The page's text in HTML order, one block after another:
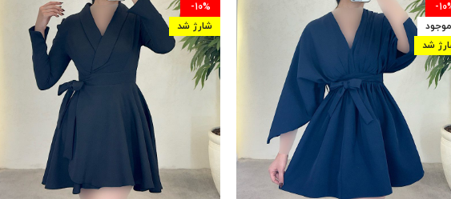
-
شد
-10%
شارژ شد